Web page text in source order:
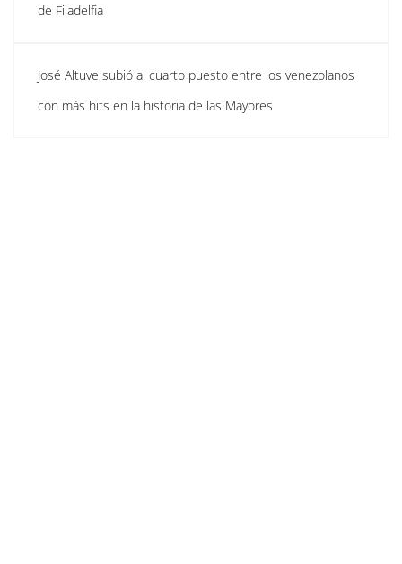
de Filadelfia
José Altuve subió al cuarto puesto entre los venezolanos
con más hits en la historia de las Mayores